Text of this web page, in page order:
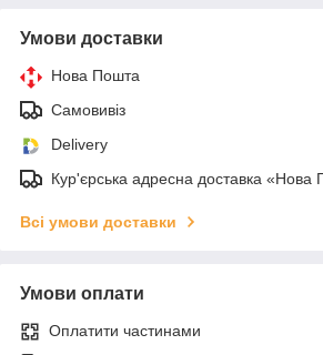
Умови доставки
Нова Пошта
Самовивіз
Delivery
Кур'єрська адресна доставка «Нова
Всі умови доставки
Умови оплати
Оплатити частинами